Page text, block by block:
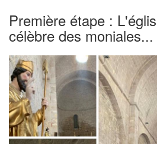
Première étape :
célèbre des moniales...